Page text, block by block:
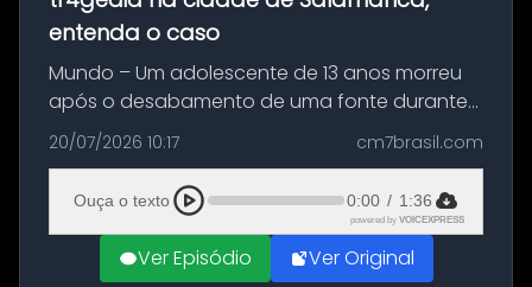
entenda o caso
Mundo – Um adolescente de 13 anos morreu
após o desabamento de uma fonte durante
as comemorações pelo título da Copa do
Mundo conquistado pela Espanha, em
Ciudad Rodrigo, na província de Salamanca,
no...
20/07/2026 10:17 cm7brasil.com
Ouça o texto 0:00 / 1:36
powered by VOICEXPRESS
Ver Episódio Ver Original